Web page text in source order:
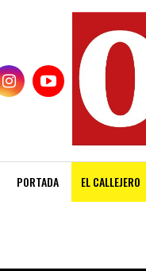
PORTADA EL CALLEJERO